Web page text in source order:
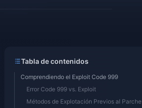
Tabla de contenidos
Comprendiendo el Exploit Code 999
Error Code 999 vs. Exploit
Métodos de Explotación Previos al Parche